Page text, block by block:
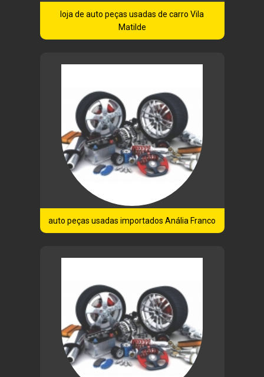
loja de auto peças usadas de carro Vila
Matilde
auto peças usadas importados Anália Franco